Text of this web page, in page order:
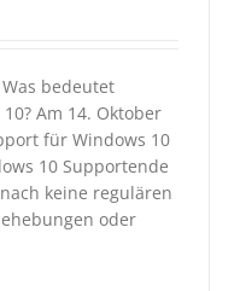
bedeutet
Am 14. Oktober
für Windows 10
10 Supportende
keine regulären
oder